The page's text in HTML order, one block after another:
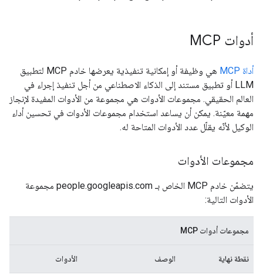
أدوات MCP
أداة MCP
هي وظيفة أو إمكانية تنفيذية يعرضها خادم MCP لتطبيق
LLM أو تطبيق مستند إلى الذكاء الاصطناعي من أجل تنفيذ إجراء في
العالم الحقيقي. مجموعات الأدوات هي مجموعة من الأدوات المفيدة لإنجاز
مهمة معيّنة. يمكن أن يساعد استخدام مجموعات الأدوات في تحسين أداء
الوكيل لأنّه يقلّل عدد الأدوات المتاحة له.
مجموعات الأدوات
يتضمّن خادم MCP الخاص بـ people.googleapis.com مجموعة
الأدوات التالية:
مجموعات أدوات MCP
نقطة نهاية الوصف الأدوات